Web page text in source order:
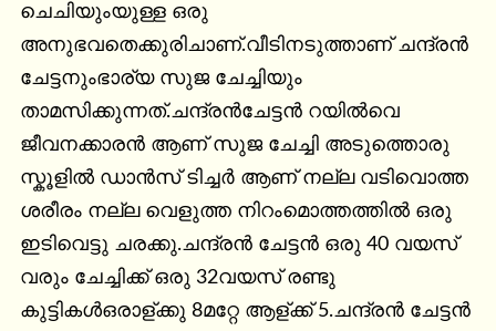
ചെചിയുംയുള്ള ഒരു
അനുഭവതെക്കുരിചാണ്.വീടിനടുത്താണ് ചന്ദ്രൻ
ചേട്ടനുംഭാര്യ സുജ ചേച്ചിയും
താമസിക്കുന്നത്.ചന്ദ്രൻചേട്ടൻ റയിൽവെ
ജീവനക്കാരൻ ആണ് സുജ ചേച്ചി അടുത്തൊരു
സ്കൂളിൽ ഡാൻസ് ടിച്ചർ ആണ് നല്ല വടിവൊത്ത
ശരീരം നല്ല വെളുത്ത നിറംമൊത്തത്തിൽ ഒരു
ഇടിവെട്ടു ചരക്കു.ചന്ദ്രൻ ചേട്ടൻ ഒരു 40 വയസ്
വരും ചേച്ചിക്ക് ഒരു 32വയസ് രണ്ടു
കുട്ടികൾഒരാള്ക്കു 8മറ്റേ ആള്ക്ക് 5.ചന്ദ്രൻ ചേട്ടൻ